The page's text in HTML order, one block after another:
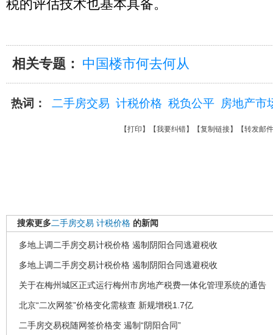
税的评估技术也基本具备。
相关专题： 中国楼市何去何从
热词： 二手房交易 计税价格 税负公平 房地产市
【打印 】【我要纠错】【复制链接】【转发邮件
搜索更多二手房交易 计税价格 的新闻
多地上调二手房交易计税价格 遏制阴阳合同逃避税收
多地上调二手房交易计税价格 遏制阴阳合同逃避税收
关于在梅州城区正式运行梅州市房地产税费一体化管理系统的通告
北京“二次网签”价格变化需核查 新规增税1.7亿
二手房交易税随网签价格变 遏制“阴阳合同”